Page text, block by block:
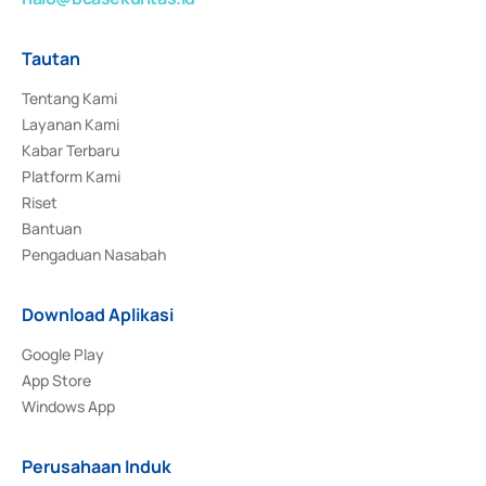
Tautan
Tentang Kami
Layanan Kami
Kabar Terbaru
Platform Kami
Riset
Bantuan
Pengaduan Nasabah
Download Aplikasi
Google Play
App Store
Windows App
Perusahaan Induk